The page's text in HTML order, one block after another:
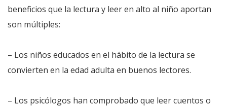
beneficios que la lectura y leer en alto al niño aportan
son múltiples:
– Los niños educados en el hábito de la lectura se
convierten en la edad adulta en buenos lectores.
– Los psicólogos han comprobado que leer cuentos o